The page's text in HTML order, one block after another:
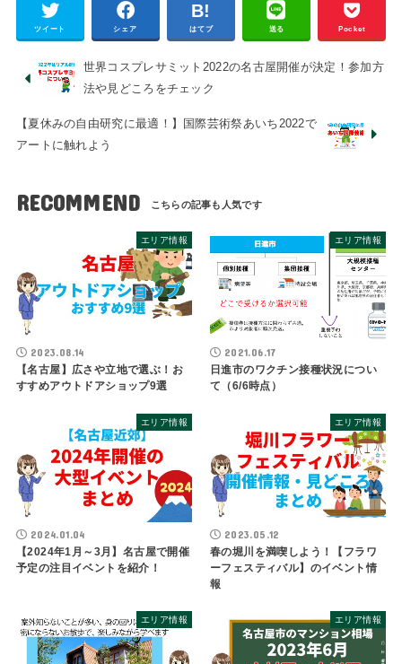
ツイート シェア はてブ 送る Pocket
世界コスプレサミット2022の名古屋開催が決定！参加方
法や見どころをチェック
【夏休みの自由研究に最適！】国際芸術祭あいち2022で
アートに触れよう
RECOMMEND
エリア情報
2023.08.14
【名古屋】広さや立地で選ぶ！お
すすめアウトドアショップ9選
エリア情報
2021.06.17
日進市のワクチン接種状況につい
て（6/6時点）
エリア情報
2024.01.04
【2024年1月～3月】名古屋で開催
予定の注目イベントを紹介！
エリア情報
2023.05.12
春の堀川を満喫しよう！【フラワ
ーフェスティバル】のイベント情
報
エリア情報 エリア情報